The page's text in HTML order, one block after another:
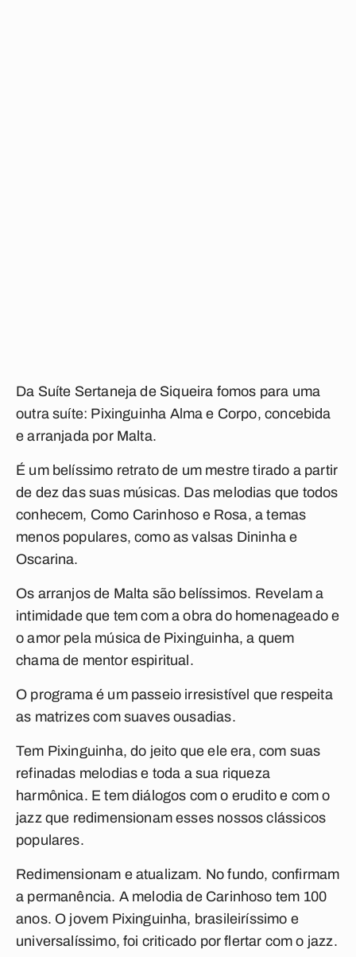
Da Suíte Sertaneja de Siqueira fomos para uma
outra suíte: Pixinguinha Alma e Corpo, concebida
e arranjada por Malta.
É um belíssimo retrato de um mestre tirado a partir
de dez das suas músicas. Das melodias que todos
conhecem, Como Carinhoso e Rosa, a temas
menos populares, como as valsas Dininha e
Oscarina.
Os arranjos de Malta são belíssimos. Revelam a
intimidade que tem com a obra do homenageado e
o amor pela música de Pixinguinha, a quem
chama de mentor espiritual.
O programa é um passeio irresistível que respeita
as matrizes com suaves ousadias.
Tem Pixinguinha, do jeito que ele era, com suas
refinadas melodias e toda a sua riqueza
harmônica. E tem diálogos com o erudito e com o
jazz que redimensionam esses nossos clássicos
populares.
Redimensionam e atualizam. No fundo, confirmam
a permanência. A melodia de Carinhoso tem 100
anos. O jovem Pixinguinha, brasileiríssimo e
universalíssimo, foi criticado por flertar com o jazz.